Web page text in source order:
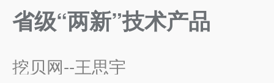
省级“两新”技术产品
挖贝网--王思宇